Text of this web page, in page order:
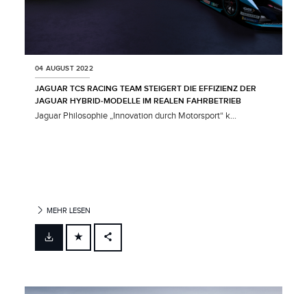
04 AUGUST 2022
JAGUAR TCS RACING TEAM STEIGERT DIE EFFIZIENZ DER
JAGUAR HYBRID‑MODELLE IM REALEN FAHRBETRIEB
Jaguar Philosophie „Innovation durch Motorsport“ k...
MEHR LESEN
FACEBOOK